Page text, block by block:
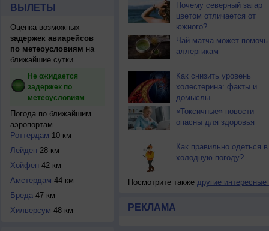
ВЫЛЕТЫ
Оценка возможных
задержек авиарейсов
по метеоусловиям на
ближайшие сутки
Не ожидается
задержек по
метеоусловиям
Погода по ближайшим
аэропортам
Роттердам 10 км
Лейден 28 км
Хойфен 42 км
Амстердам 44 км
Бреда47 км
Хилверсум 48 км
Почему северный загар
цветом отличается от
южного?
Чай матча может помочь
аллергикам
Как снизить уровень
холестерина: факты и
домыслы
«Токсичные» новости
опасны для здоровья
Как правильно одеться в
холодную погоду?
Посмотрите также другие интересные
РЕКЛАМА